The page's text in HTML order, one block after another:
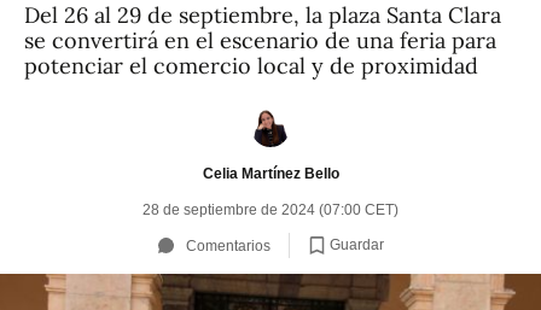
Del 26 al 29 de septiembre, la plaza Santa Clara
se convertirá en el escenario de una feria para
potenciar el comercio local y de proximidad
Celia Martínez Bello
28 de septiembre de 2024 (07:00 CET)
Comentarios Guardar